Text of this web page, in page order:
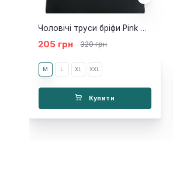
Чоловічі труси бріфи Pink Hero NEW чорні
205 грн 320 грн
M L XL XXL
Купити